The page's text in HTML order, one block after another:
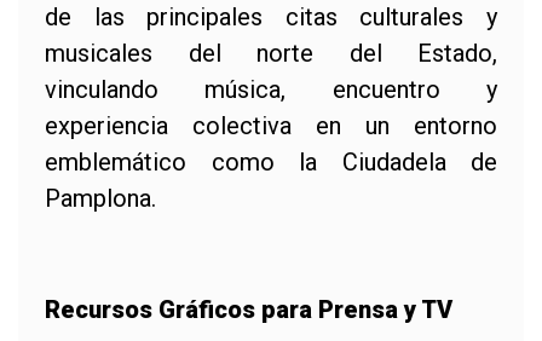
de las principales citas culturales y
musicales del norte del Estado,
vinculando música, encuentro y
experiencia colectiva en un entorno
emblemático como la Ciudadela de
Pamplona.
Recursos Gráficos para Prensa y TV